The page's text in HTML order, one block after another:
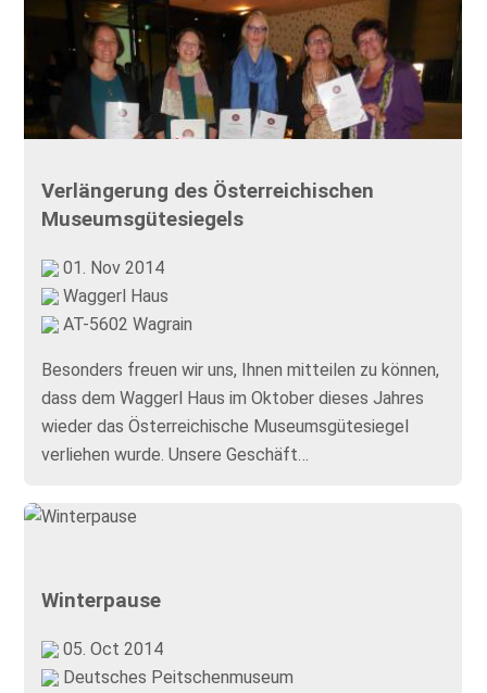
Verlängerung des Österreichischen
Museumsgütesiegels
01. Nov 2014
Waggerl Haus
AT-5602 Wagrain
Besonders freuen wir uns, Ihnen mitteilen zu können,
dass dem Waggerl Haus im Oktober dieses Jahres
wieder das Österreichische Museumsgütesiegel
verliehen wurde. Unsere Geschäft…
Winterpause
05. Oct 2014
Deutsches Peitschenmuseum